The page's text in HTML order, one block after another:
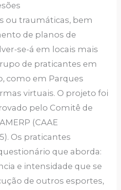
ou traumáticas, bem
de planos de
se-á em locais mais
de praticantes em
como em Parques
virtuais. O projeto foi
pelo Comitê de
(CAAE
Os praticantes
que aborda:
e intensidade que se
de outros esportes,